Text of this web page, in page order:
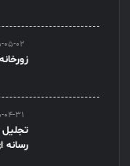
05-02
04-31
تجلیل
رسانه